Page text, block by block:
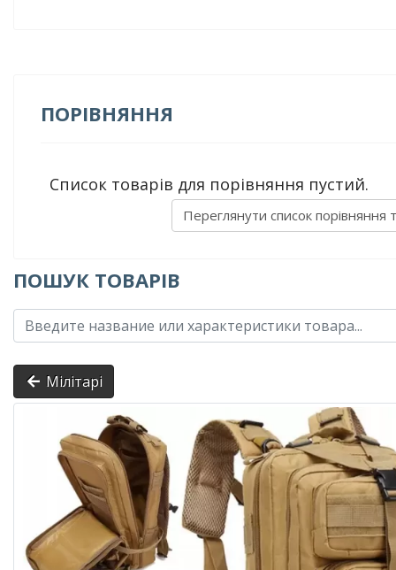
ПОРІВНЯННЯ
Список товарів для порівняння пустий.
Переглянути список порівняння
ПОШУК ТОВАРІВ
Мілітарі